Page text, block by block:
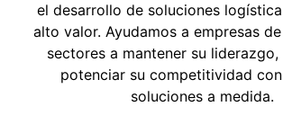
el desarrollo de soluciones
alto valor. Ayudamos a empresas
sectores a mantener su
potenciar su competitividad
soluciones a medida.